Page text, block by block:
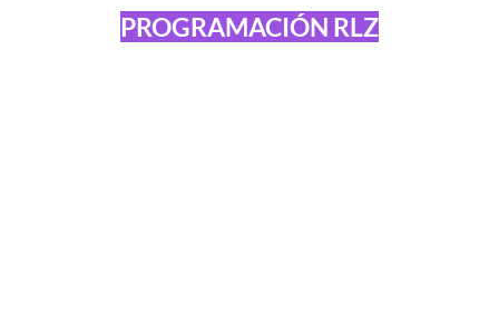
PROGRAMACIÓN RLZ